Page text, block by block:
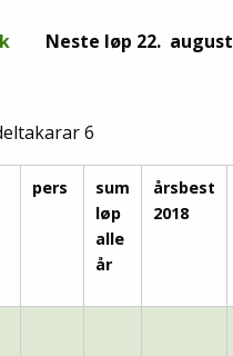
Neste løp 22. august
6
pers
sum
løp
alle
år
årsbest
2018